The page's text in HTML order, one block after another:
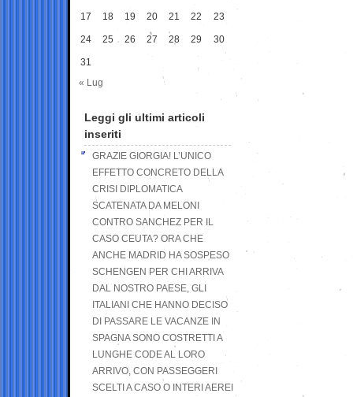
17 18 19 20 21 22 23
24 25 26 27 28 29 30
31
« Lug
Leggi gli ultimi articoli
inseriti
GRAZIE GIORGIA! L’UNICO
EFFETTO CONCRETO DELLA
CRISI DIPLOMATICA
SCATENATA DA MELONI
CONTRO SANCHEZ PER IL
CASO CEUTA? ORA CHE
ANCHE MADRID HA SOSPESO
SCHENGEN PER CHI ARRIVA
DAL NOSTRO PAESE, GLI
ITALIANI CHE HANNO DECISO
DI PASSARE LE VACANZE IN
SPAGNA SONO COSTRETTI A
LUNGHE CODE AL LORO
ARRIVO, CON PASSEGGERI
SCELTI A CASO O INTERI AEREI